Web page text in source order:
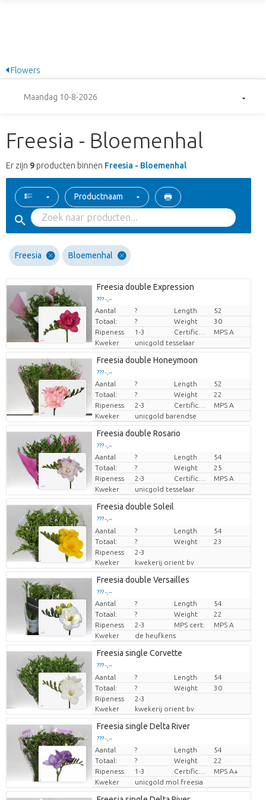
Flowers
Maandag 10-8-2026
Freesia - Bloemenhal
Er zijn 9 producten binnen Freesia - Bloemenhal
Productnaam
Freesia Bloemenhal
Freesia double Expression
??? -,--
Prijs per stuk
Aantal ? Length
52
Totaal:
? Weight
30
Ripeness
1-3
MPS A
Kweker
unicgold tesselaar
Freesia double Honeymoon
??? -,--
Prijs per stuk
Aantal ? Length
52
Totaal:
? Weight
22
Ripeness
2-3
MPS A
Kweker
unicgold barendse
Freesia double Rosario
??? -,--
Prijs per stuk
Aantal ? Length
54
Totaal:
? Weight
25
Ripeness
2-3
MPS A
Kweker
unicgold tesselaar
Freesia double Soleil
??? -,--
Prijs per stuk
Aantal ? Length
54
Totaal:
? Weight
23
Ripeness
2-3
Kweker
kwekerij orient bv
Freesia double Versailles
??? -,--
Prijs per stuk
Aantal ? Length
54
Totaal:
? Weight
22
Ripeness
2-3 MPS cert.
MPS A
Kweker
de heufkens
Freesia single Corvette
??? -,--
Prijs per stuk
Aantal ? Length
54
Totaal:
? Weight
30
Ripeness
2-3
Kweker
kwekerij orient bv
Freesia single Delta River
??? -,--
Prijs per stuk
Aantal ? Length
54
Totaal:
? Weight
22
Ripeness
1-3
MPS A+
Kweker
unicgold mol freesia